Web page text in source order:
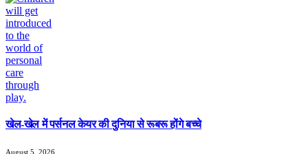
खेल-खेल में पर्सनल केयर की दुनिया से रूबरू होंगे बच्चे
August 5, 2026